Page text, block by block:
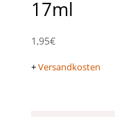
17ml
1,95€
+Versandkosten